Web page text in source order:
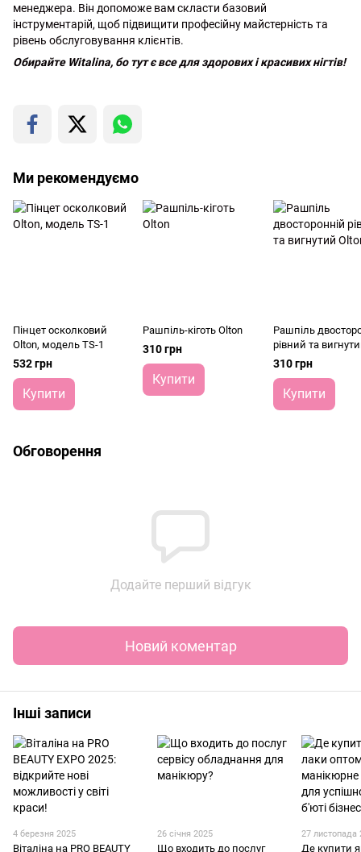
менеджера. Він допоможе вам скласти базовий
інструментарій, щоб підвищити професійну майстерність та
рівень обслуговування клієнтів.
Обирайте Witalina, бо тут є все для здорових і красивих нігтів!
Ми рекомендуємо
Пінцет осколковий
Olton, модель TS-1
532 грн
Купити
Рашпіль-кіготь Olton
310 грн
Купити
Рашпіль
рівний та
Olton
310 грн
Купити
Обговорення
Додайте перший відгук
Новий коментар
Інші записи
4 березня 2025
Віталіна на PRO BEAUTY
26 січня 2025
Що входить до послуг
27 листопада
Де купити